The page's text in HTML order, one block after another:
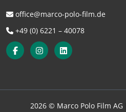
office@marco-polo-film.de
+49 (0) 6221 – 40078
2026 © Marco Polo Film AG